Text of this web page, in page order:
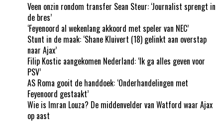
Veen onzin rondom transfer Sean Steur: ‘Journalist sprengt in
de bres’
‘Feyenoord al wekenlang akkoord met speler van NEC’
Stunt in de maak: ‘Shane Kluivert (18) gelinkt aan overstap
naar Ajax’
Filip Kostic aangekomen Nederland: ‘Ik ga alles geven voor
PSV’
AS Roma gooit de handdoek: ‘Onderhandelingen met
Feyenoord gestaakt’
Wie is Imran Louza? De middenvelder van Watford waar Ajax
op aast